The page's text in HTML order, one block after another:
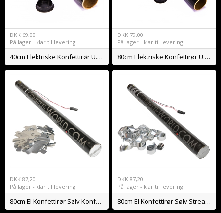
DKK 69,00
På lager - klar til levering
40cm Elektriske Konfettirør U. Fyld
DKK 79,00
På lager - klar til levering
80cm Elektriske Konfettirør U. Fyld
DKK 87,20
På lager - klar til levering
80cm El Konfettirør Sølv Konfetti
DKK 87,20
På lager - klar til levering
80cm El Konfettirør Sølv Streamers